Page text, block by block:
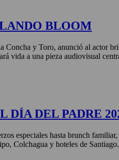
BLOOM
Concha y Toro, anunció al actor
vida a una pieza audiovisual
DÍA DEL PADRE
especiales hasta brunch
Colchagua y hoteles de